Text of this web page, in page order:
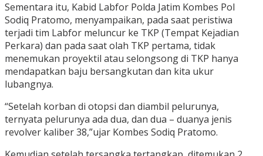
Sementara itu, Kabid Labfor Polda Jatim Kombes Pol
Sodiq Pratomo, menyampaikan, pada saat peristiwa
terjadi tim Labfor meluncur ke TKP (Tempat Kejadian
Perkara) dan pada saat olah TKP pertama, tidak
menemukan proyektil atau selongsong di TKP hanya
mendapatkan baju bersangkutan dan kita ukur
lubangnya.
“Setelah korban di otopsi dan diambil pelurunya,
ternyata pelurunya ada dua, dan dua – duanya jenis
revolver kaliber 38,”ujar Kombes Sodiq Pratomo.